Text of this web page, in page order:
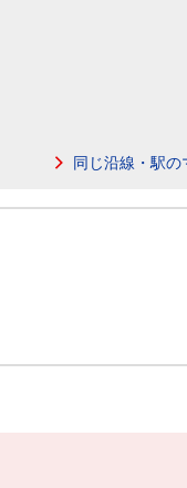
同じ沿線・駅の